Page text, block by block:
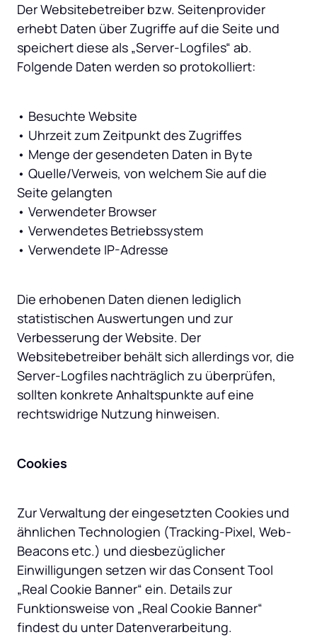
Der Websitebetreiber bzw. Seitenprovider
erhebt Daten über Zugriffe auf die Seite und
speichert diese als „Server-Logfiles“ ab.
Folgende Daten werden so protokolliert:
• Besuchte Website
• Uhrzeit zum Zeitpunkt des Zugriffes
• Menge der gesendeten Daten in Byte
• Quelle/Verweis, von welchem Sie auf die
Seite gelangten
• Verwendeter Browser
• Verwendetes Betriebssystem
• Verwendete IP-Adresse
Die erhobenen Daten dienen lediglich
statistischen Auswertungen und zur
Verbesserung der Website. Der
Websitebetreiber behält sich allerdings vor, die
Server-Logfiles nachträglich zu überprüfen,
sollten konkrete Anhaltspunkte auf eine
rechtswidrige Nutzung hinweisen.
Cookies
Zur Verwaltung der eingesetzten Cookies und
ähnlichen Technologien (Tracking-Pixel, Web-
Beacons etc.) und diesbezüglicher
Einwilligungen setzen wir das Consent Tool
„Real Cookie Banner“ ein. Details zur
Funktionsweise von „Real Cookie Banner“
findest du unter Datenverarbeitung.